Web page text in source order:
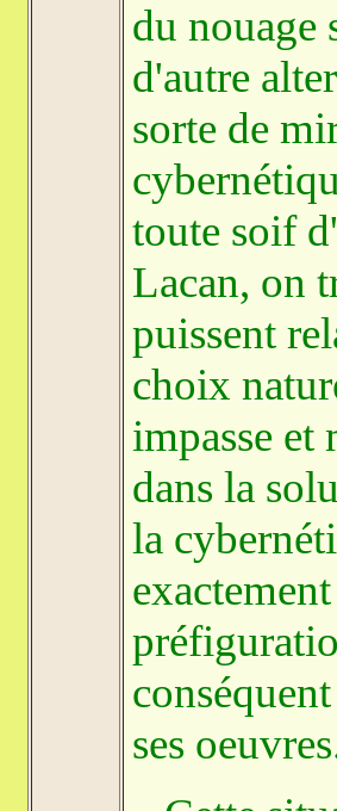
du nouage
d'autre
sorte de
toute soif
Lacan, on
puissent
choix
impasse et
dans la
la
ses